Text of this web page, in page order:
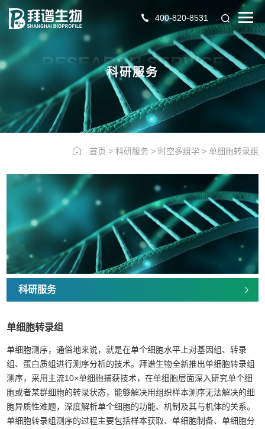
400-820-8531
RESEARCH SERVICE
科研服务
首页 > 科研服务 > 时空多组学> 单细胞转录组
科研服务
单细胞转录组
单细胞测序，通俗地来说，就是在单个细胞水平上对基因组、转录
组、蛋白质组进行测序分析的技术。拜谱生物全新推出单细胞转录组
测序，采用主流10×单细胞捕获技术，在单细胞层面深入研究单个细
胞或者某群细胞的转录状态，能够解决用组织样本测序无法解决的细
胞异质性难题，深度解析单个细胞的功能、机制及其与机体的关系。
单细胞转录组测序的过程主要包括样本获取、单细胞制备、单细胞分